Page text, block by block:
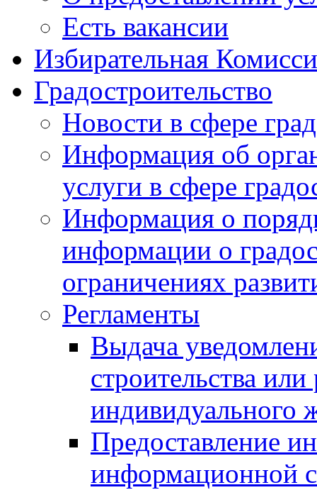
Есть вакансии
Избирательная
Градостроительство
Новости в сфере
Информация об
услуги в сфере
Информация о
информации о
ограничениях
Регламенты
Выдача
строительства
индивидуального
Предоставление
информационной